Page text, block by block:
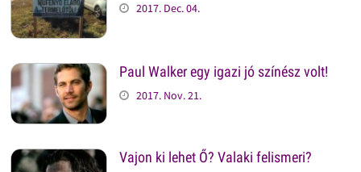
2017. Dec. 04.
Paul Walker egy igazi jó színész volt!
2017. Nov. 21.
Vajon ki lehet Ő? Valaki felismeri?